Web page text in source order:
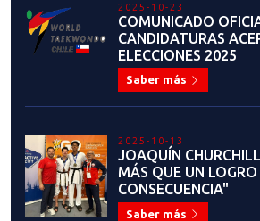
2025-10-23
COMUNICADO
CANDIDATURAS
ELECCIONES 2025
Saber más
2025-10-13
JOAQUÍN
MÁS QUE UN LOGRO
CONSECUENCIA"
Saber más